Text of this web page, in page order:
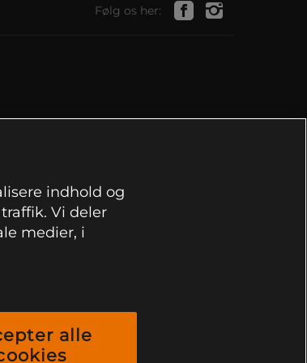
Følg os her:
indhold og
Vi deler
medier, i
alle